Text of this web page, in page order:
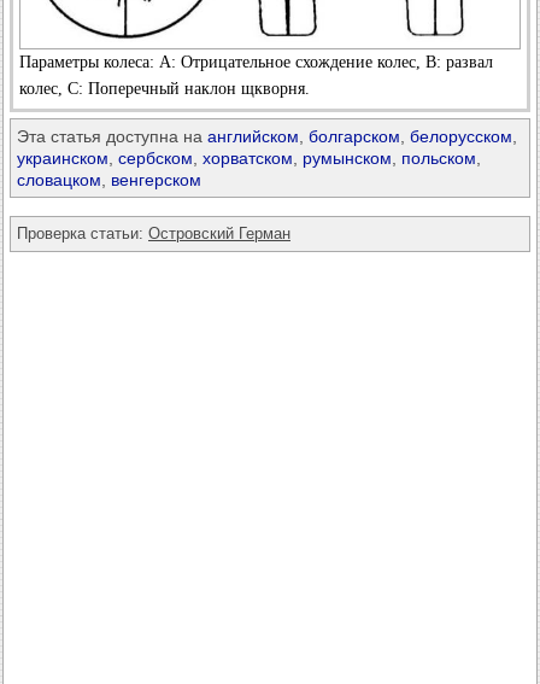
Параметры колеса: А: Отрицательное схождение колес, В: развал
колес, С: Поперечный наклон щкворня.
Эта статья доступна на английском болгарском белорусском
украинском сербском хорватском румынском польском
словацком
венгерском
Проверка статьи: Островский Герман